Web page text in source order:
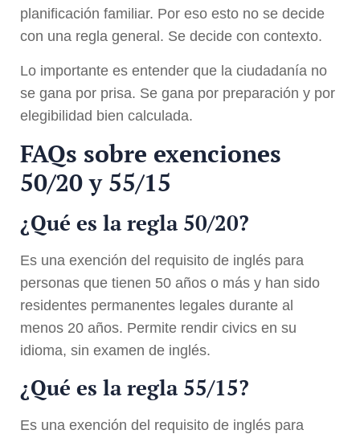
planificación familiar. Por eso esto no se decide
con una regla general. Se decide con contexto.
Lo importante es entender que la ciudadanía no
se gana por prisa. Se gana por preparación y por
elegibilidad bien calculada.
FAQs sobre exenciones
50/20 y 55/15
¿Qué es la regla 50/20?
Es una exención del requisito de inglés para
personas que tienen 50 años o más y han sido
residentes permanentes legales durante al
menos 20 años. Permite rendir civics en su
idioma, sin examen de inglés.
¿Qué es la regla 55/15?
Es una exención del requisito de inglés para